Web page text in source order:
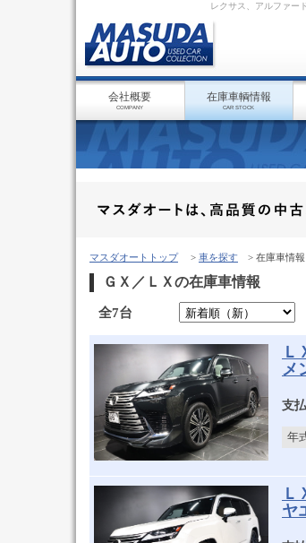
レクサス、アルファー
会社概要
COMPANY
在庫車輌情報
CAR STOCK
マスダオートトップ> 車を探す > 在庫車情報
ＧＸ／ＬＸの在庫車情報
全7台
メ
支
年
ヤ